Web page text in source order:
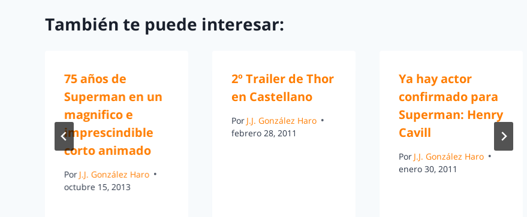
También te puede interesar:
75 años de
Superman en un
magnifico e
imprescindible
corto animado
PorJ.J. González Haro
octubre 15, 2013
2º Trailer de Thor
en Castellano
Por J.J. González Haro
febrero 28, 2011
Ya hay actor
confirmado para
Superman: Henry
Cavill
Por J.J. González Haro
enero 30, 2011